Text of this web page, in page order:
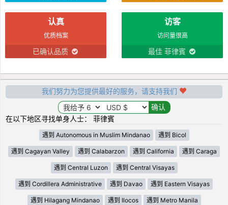
认真
优质档案
已确认品质
访客
访问量很高
最佳 菲律賓
我们努力为您提供最好的服务，请支持我们
在以下地区寻找单身人士： 菲律賓
遇到 Autonomous in Muslim Mindanao 遇到 Bicol
遇到 Cagayan Valley 遇到 Calabarzon 遇到 California 遇到 Caraga
遇到 Central Luzon 遇到 Central Visayas
遇到 Cordillera Administrative 遇到 Davao 遇到 Eastern Visayas
遇到 Hilagang Mindanao 遇到 Ilocos 遇到 Metro Manila